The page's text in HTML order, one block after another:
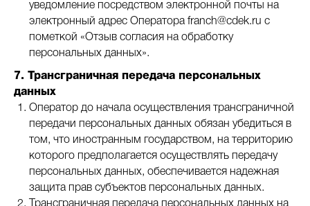
уведомление посредством электронной почты на
электронный адрес Оператора franch@cdek.ru с
пометкой «Отзыв согласия на обработку
персональных данных».
7. Трансграничная передача персональных
данных
Оператор до начала осуществления трансграничной
передачи персональных данных обязан убедиться в
том, что иностранным государством, на территорию
которого предполагается осуществлять передачу
персональных данных, обеспечивается надежная
защита прав субъектов персональных данных.
Трансграничная передача персональных данных на